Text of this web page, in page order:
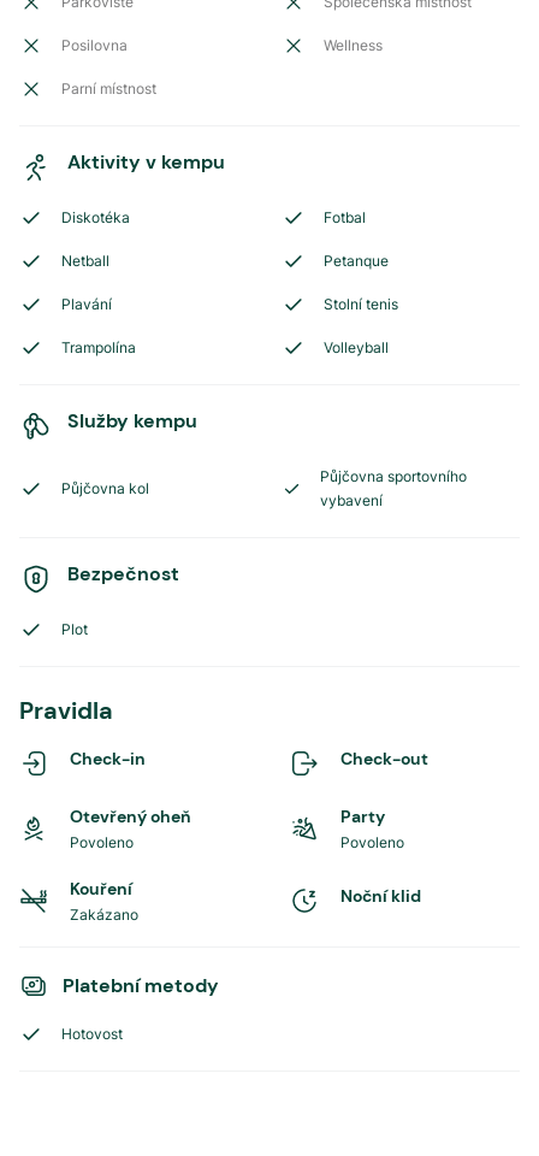
Posilovna Wellness
Parní místnost
Aktivity v kempu
Diskotéka Fotbal
Netball Petanque
Plavání Stolní tenis
Trampolína Volleyball
Služby kempu
Půjčovna kol
Půjčovna sportovního
vybavení
Bezpečnost
Plot
Pravidla
Check-in Check-out
Otevřený oheň
Povoleno
Party
Povoleno
Kouření
Zakázano
Noční klid
Platební metody
Hotovost